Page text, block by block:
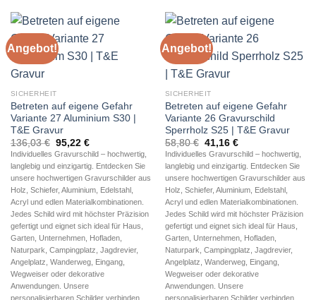
Angebot!
SICHERHEIT
Betreten auf eigene Gefahr
Variante 27 Aluminium S30 |
T&E Gravur
136,03€ Ursprünglicher
Preis
war:
136,03 €
95,22 €Aktueller
Preis
ist:
95,22 €.
Individuelles Gravurschild – hochwertig,
langlebig und einzigartig. Entdecken Sie
unsere hochwertigen Gravurschilder aus
Holz, Schiefer, Aluminium, Edelstahl,
Acryl und edlen Materialkombinationen.
Jedes Schild wird mit höchster Präzision
gefertigt und eignet sich ideal für Haus,
Garten, Unternehmen, Hofladen,
Naturpark, Campingplatz, Jagdrevier,
Angelplatz, Wanderweg, Eingang,
Wegweiser oder dekorative
Anwendungen. Unsere
personalisierbaren Schilder verbinden
Angebot!
SICHERHEIT
Betreten auf eigene Gefahr
Variante 26 Gravurschild
Sperrholz S25 | T&E Gravur
58,80€ Ursprünglicher
Preis
war:
58,80 €
41,16 €Aktueller
Preis
ist:
41,16 €.
Individuelles Gravurschild – hochwertig,
langlebig und einzigartig. Entdecken Sie
unsere hochwertigen Gravurschilder aus
Holz, Schiefer, Aluminium, Edelstahl,
Acryl und edlen Materialkombinationen.
Jedes Schild wird mit höchster Präzision
gefertigt und eignet sich ideal für Haus,
Garten, Unternehmen, Hofladen,
Naturpark, Campingplatz, Jagdrevier,
Angelplatz, Wanderweg, Eingang,
Wegweiser oder dekorative
Anwendungen. Unsere
personalisierbaren Schilder verbinden